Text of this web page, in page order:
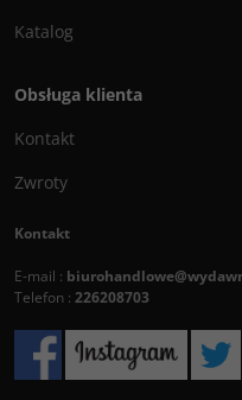
Katalog
Obsługa klienta
Kontakt
Zwroty
Kontakt
E-mail :
Telefon : 226208703